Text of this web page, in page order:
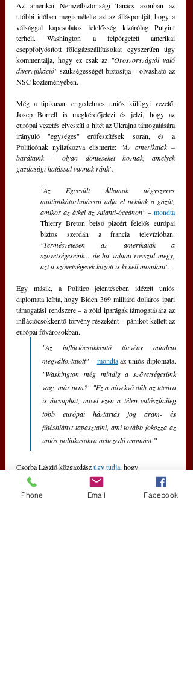
Az amerikai Nemzetbiztonsági Tanács azonban az
utóbbi időben megismételte azt az álláspontját, hogy a
válsággal kapcsolatos felelősség kizárólag Putyint
terheli. Washington a felpörgetett amerikai
cseppfolyósított földgázszállításokat egyszerűen úgy
kommentálja, hogy ez csak az "Oroszországtól való
diverzifikáció" szükségességét biztosítja – olvasható az
NSC közleményében.
Még a tipikusan engedelmes uniós külügyi vezető,
Josep Borrell is megkérdőjelezi és jelzi, hogy az
európai vezetés elveszíti a hitét az Ukrajna támogatására
irányuló "egységes" erőfeszítések során, és a
Politicónak nyilatkozva elismerte: "Az amerikaiak –
barátaink – olyan döntéseket hoznak, amelyek
gazdasági hatással vannak ránk".
"Az Egyesült Államok négyszeres
multiplikátorhatással adja el nekünk a gázát,
amikor az átkel az Atlanti-óceánon" – mondta
Thierry Breton belső piacért felelős európai
"Természetesen az amerikaiak a
szövetségeseink... de ha valami rosszul megy,
azt a szövetségesek között is ki kell mondani".
Egy másik, a Politico jelentésében idézett uniós
diplomata leírta, hogy Biden 369 milliárd dolláros ipari
támogatási rendszere – a zöld iparágak támogatására az
inflációcsökkentő törvény részeként – pánikot keltett az
európai fővárosokban.
"Az inflációcsökkentő törvény mindent
megváltoztatott" – mondta az uniós diplomata.
"Washington még mindig a szövetségesünk
vagy már nem?" "Ez a növekvő düh az utcára
is átcsaphat, mivel ezen a télen valószínűleg
több európai háztartás fog áram- és
fűtéshiányt tapasztalni, ami tovább fokozza az
uniós politikusokra nehezedő nyomást.”
Csorba László közgazdász úgy tudja, hogy
„a tökéletes verseny esetében tökéletes az
informáltság, így nem alakulhat ki
Phone Email Facebook